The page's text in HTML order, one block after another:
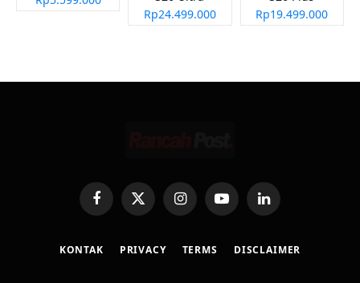
Rp24.499.000
Rp19.499.000
FacebookX
(Twitter)
InstagramYouTubeLinkedIn
KONTAK PRIVACY TERMS DISCLAIMER